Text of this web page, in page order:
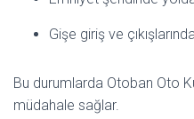
Gişe giriş ve
Bu durumlarda Otoban Oto
müdahale sağlar.